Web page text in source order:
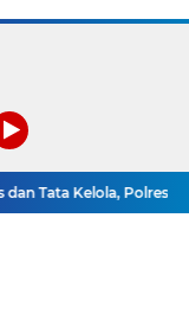
Tentang Kami
Tata Kelola, Polresta